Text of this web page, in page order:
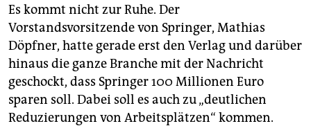
Es kommt nicht zur Ruhe. Der
Vorstandsvorsitzende von Springer, Mathias
Döpfner, hatte gerade erst den Verlag und darüber
hinaus die ganze Branche mit der Nachricht
geschockt, dass Springer 100 Millionen Euro
sparen soll. Dabei soll es auch zu „deutlichen
Reduzierungen von Arbeitsplätzen“ kommen.